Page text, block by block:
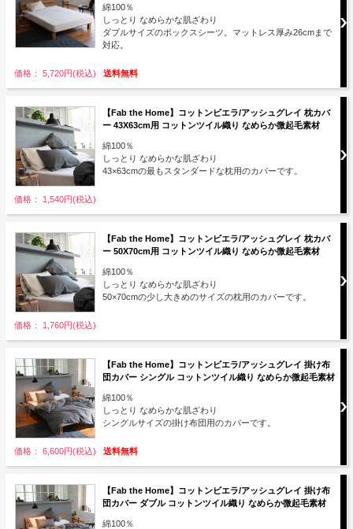
綿100％
しっとり なめらかな肌ざわり
ダブルサイズのボックスシーツ。マットレス厚み26cmまで
対応。
価格： 5,720円(税込) 送料無料
【Fab the Home】コットンビエラ/アッシュグレイ 枕カバ
ー 43X63cm用 コットンツイル織り なめらか微起毛素材
綿100％
しっとり なめらかな肌ざわり
43×63cmの最もスタンダードな枕用のカバーです。
価格： 1,540円(税込)
【Fab the Home】コットンビエラ/アッシュグレイ 枕カバ
ー 50X70cm用 コットンツイル織り なめらか微起毛素材
綿100％
しっとり なめらかな肌ざわり
50×70cmの少し大きめのサイズの枕用のカバーです。
価格： 1,760円(税込)
【Fab the Home】コットンビエラ/アッシュグレイ 掛け布
団カバー シングル コットンツイル織り なめらか微起毛素材
綿100％
しっとり なめらかな肌ざわり
シングルサイズの掛け布団用のカバーです。
価格： 6,600円(税込) 送料無料
【Fab the Home】コットンビエラ/アッシュグレイ 掛け布
団カバー ダブル コットンツイル織り なめらか微起毛素材
綿100％